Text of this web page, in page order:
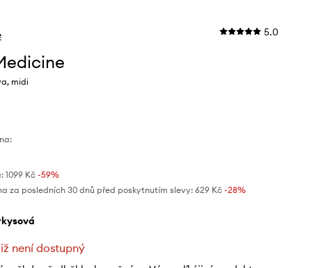
5.0
midi
1099 Kč-59%
za posledních 30 dnů před poskytnutím slevy: 629 Kč -28%
není dostupný